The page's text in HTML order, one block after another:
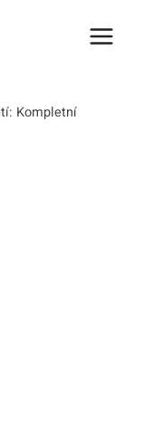
Kompletní